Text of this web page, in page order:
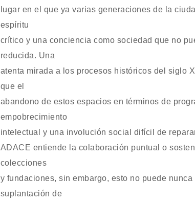
lugar en el que ya varias generaciones de la
espíritu
crítico y una conciencia como sociedad que no
reducida. Una
atenta mirada a los procesos históricos del siglo
que el
abandono de estos espacios en términos de
empobrecimiento
intelectual y una involución social difícil de
ADACE entiende la colaboración puntual o
colecciones
y fundaciones, sin embargo, esto no puede
suplantación de